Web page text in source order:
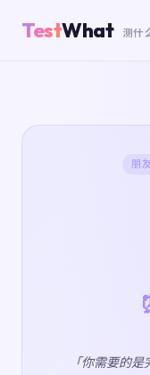
TestWhat 测什
朋
「你需要的